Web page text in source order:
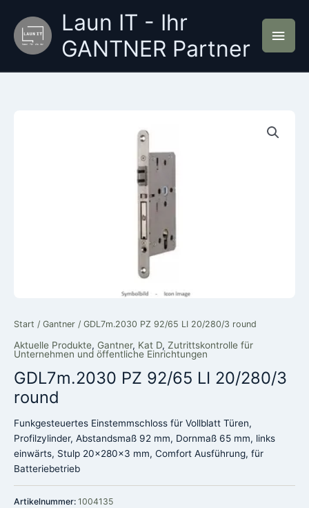
Inhalt
springen
Laun IT - Ihr
GANTNER Partner
Start / Gantner / GDL7m.2030 PZ 92/65 LI 20/280/3 round
Aktuelle Produkte, Gantner, Kat D, Zutrittskontrolle für
Unternehmen und öffentliche Einrichtungen
GDL7m.2030 PZ 92/65 LI 20/280/3
round
Funkgesteuertes Einstemmschloss für Vollblatt Türen,
Profilzylinder, Abstandsmaß 92 mm, Dornmaß 65 mm, links
einwärts, Stulp 20x280x3 mm, Comfort Ausführung, für
Batteriebetrieb
Artikelnummer: 1004135